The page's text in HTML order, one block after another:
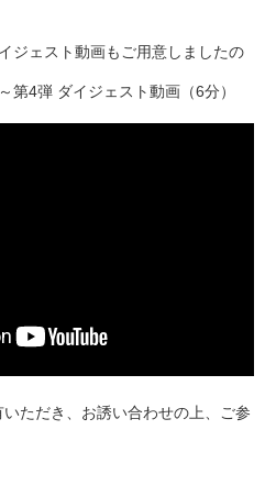
ジェスト動画もご用意しましたの
第4弾 ダイジェスト動画（6分）
ただき、お誘い合わせの上、ご参